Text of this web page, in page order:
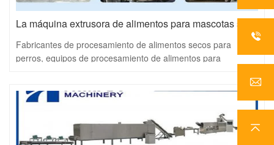
Fabricantes de procesamiento de alimentos secos para
perros, equipos de procesamiento de alimentos para